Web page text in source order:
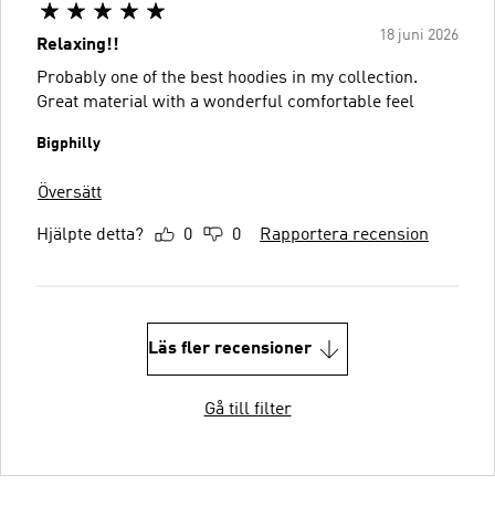
18 juni 2026
Relaxing!!
Probably one of the best hoodies in my collection.
Great material with a wonderful comfortable feel
Bigphilly
Översätt
Hjälpte detta? 0 0 Rapportera recension
Läs fler recensioner
Gå till filter